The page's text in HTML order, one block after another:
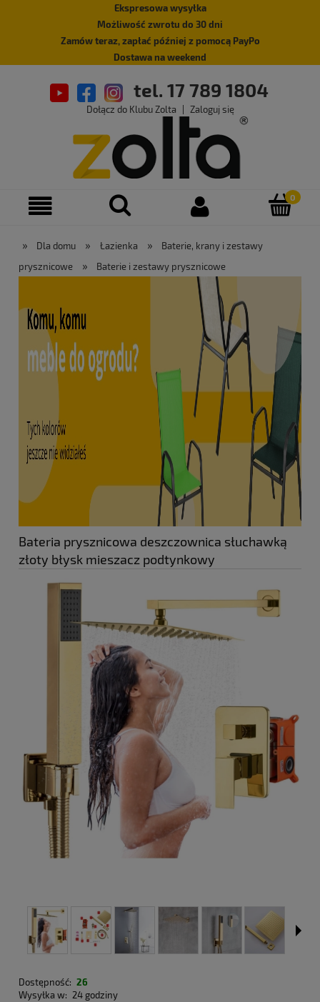
Ekspresowa wysyłka
Możliwość zwrotu do 30 dni
Zamów teraz, zapłać później z pomocą PayPo
Dostawa na weekend
tel. 17 789 1804
Dołącz do Klubu Zolta Zaloguj się
» Dla domu » Łazienka »
Baterie, krany i zestawy
prysznicowe
» Baterie i zestawy prysznicowe
Bateria prysznicowa deszczownica słuchawką
złoty błysk mieszacz podtynkowy
Dostępność: 26
Wysyłka w: 24 godziny